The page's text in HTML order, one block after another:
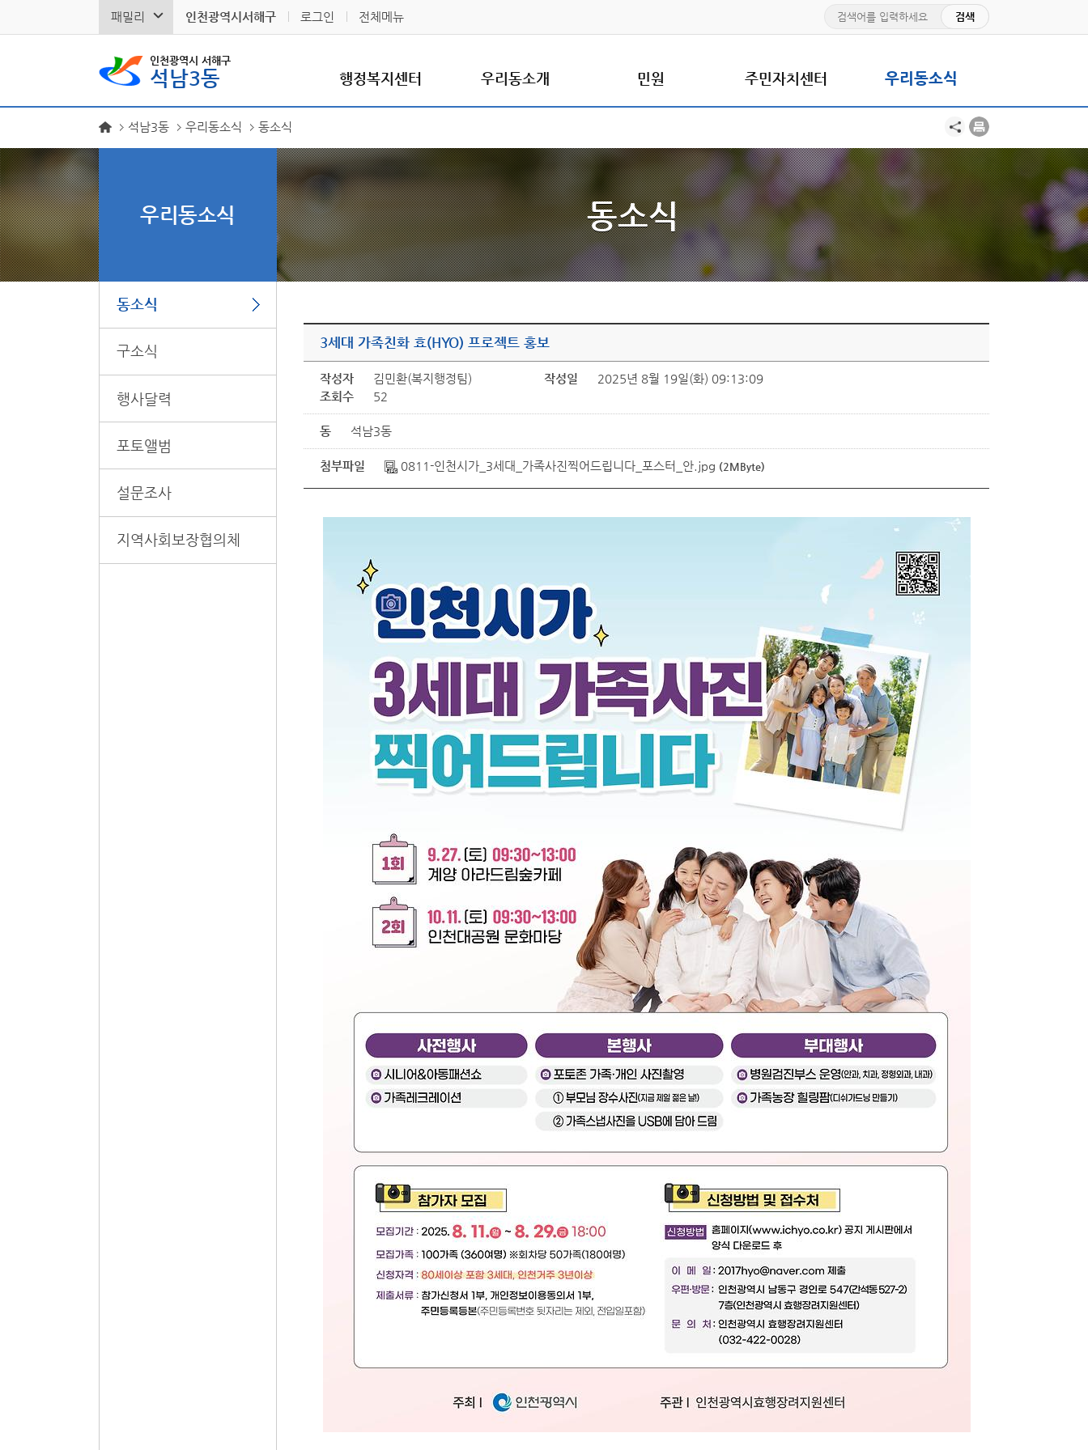
패밀리 인천광역시서해구 로그인 전체메뉴
인천광역시 서해구
석남3동 행정복지센터 우리동소개 민원 주민자치센터 우리동소식
우리동소식
동소식
구소식
행사달력
포토앨범
설문조사
지역사회보장협의체
석남3동 우리동소식 동소식
동소식
3세대 가족친화 효(HYO) 프로젝트 홍보
작성자 김민환(복지행정팀) 작성일
2025년 8월 19일(화) 09:13:09
조회수
52
동 석남3동
첨부파일 0811-인천시가_3세대_가족사진찍어드립니다_포스터_안.jpg (2MByte)